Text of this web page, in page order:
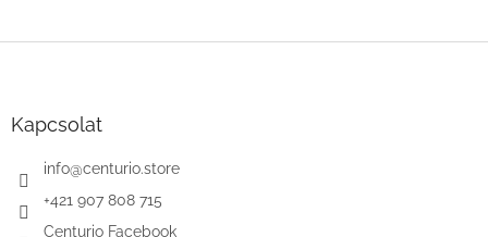
Kapcsolat
info@centurio.store
+421 907 808 715
Centurio Facebook